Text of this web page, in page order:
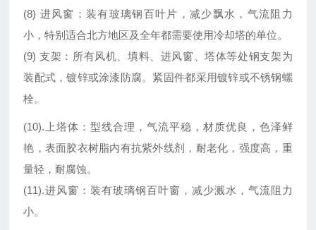
(8) 进风窗：装有玻璃钢百叶片，减少飘水，气流阻力
小，特别适合北方地区及全年都需要使用冷却塔的单位。
(9) 支架：所有风机、填料、进风窗、塔体等处钢支架为
装配式，镀锌或涂漆防腐。紧固件都采用镀锌或不锈钢螺
栓。
(10).上塔体：型线合理，气流平稳，材质优良，色泽鲜
艳，表面胶衣树脂内有抗紫外线剂，耐老化，强度高，重
量轻，耐腐蚀。
(11).进风窗：装有玻璃钢百叶窗，减少溅水，气流阻力
小。